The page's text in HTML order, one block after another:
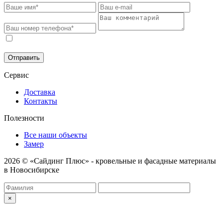
Отправить
Сервис
Доставка
Контакты
Полезности
Все наши объекты
Замер
2026 © «Сайдинг Плюс» - кровельные и фасадные материалы
в Новосибирске
×